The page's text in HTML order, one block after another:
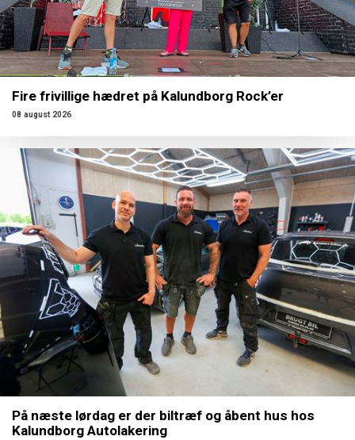
Fire frivillige hædret på Kalundborg Rock’er
08 august 2026
På næste lørdag er der biltræf og åbent hus hos
Kalundborg Autolakering